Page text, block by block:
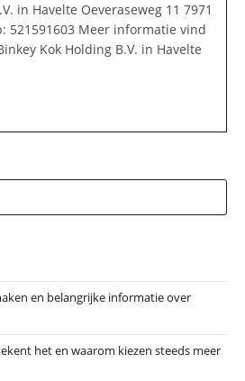
in Havelte Oeveraseweg 11 7971
521591603 Meer informatie vind
Kok Holding B.V. in Havelte
op
en belangrijke informatie over
het en waarom kiezen steeds meer